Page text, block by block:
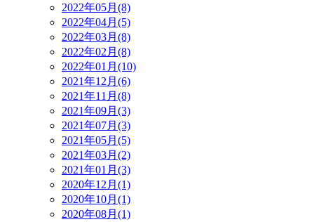
2022年05月(8)
2022年04月(5)
2022年03月(8)
2022年02月(8)
2022年01月(10)
2021年12月(6)
2021年11月(8)
2021年09月(3)
2021年07月(3)
2021年05月(5)
2021年03月(2)
2021年01月(3)
2020年12月(1)
2020年10月(1)
2020年08月(1)